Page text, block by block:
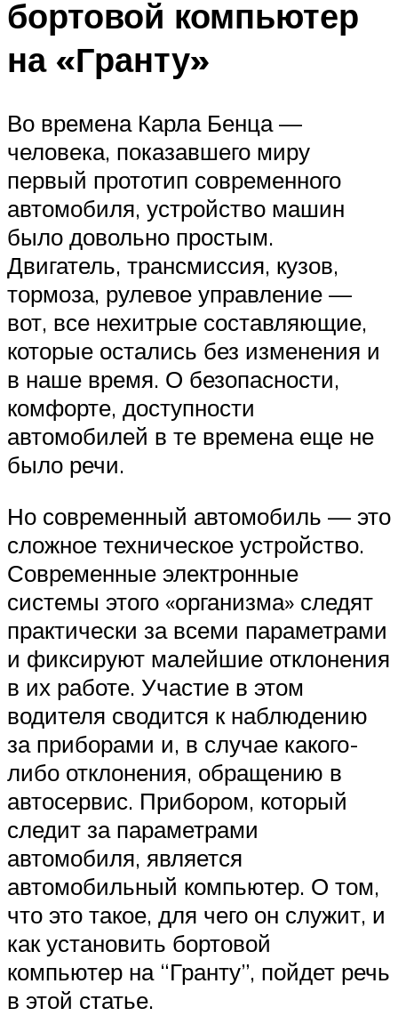
бортовой компьютер
на «Гранту»
Во времена Карла Бенца —
человека, показавшего миру
первый прототип современного
автомобиля, устройство машин
было довольно простым.
Двигатель, трансмиссия, кузов,
тормоза, рулевое управление —
вот, все нехитрые составляющие,
которые остались без изменения и
в наше время. О безопасности,
комфорте, доступности
автомобилей в те времена еще не
было речи.
Но современный автомобиль — это
сложное техническое устройство.
Современные электронные
системы этого «организма» следят
практически за всеми параметрами
и фиксируют малейшие отклонения
в их работе. Участие в этом
водителя сводится к наблюдению
за приборами и, в случае какого-
либо отклонения, обращению в
автосервис. Прибором, который
следит за параметрами
автомобиля, является
автомобильный компьютер. О том,
что это такое, для чего он служит, и
как установить бортовой
компьютер на “Гранту”, пойдет речь
в этой статье.